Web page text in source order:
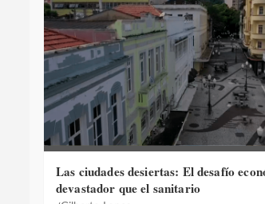
Las ciudades desiertas: El desafío
devastador que el sanitario